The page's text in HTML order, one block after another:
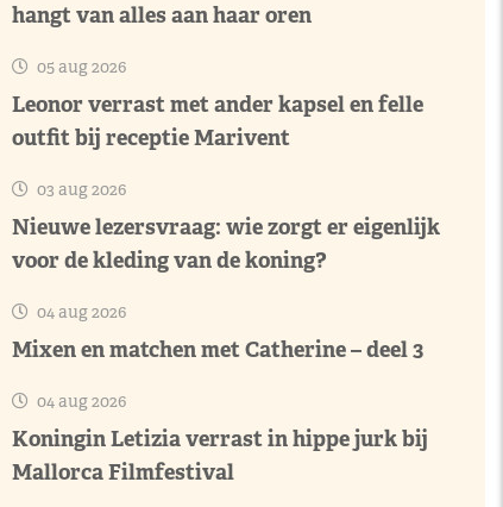
hangt van alles aan haar oren
05 aug 2026
Leonor verrast met ander kapsel en felle
outfit bij receptie Marivent
03 aug 2026
Nieuwe lezersvraag: wie zorgt er eigenlijk
voor de kleding van de koning?
04 aug 2026
Mixen en matchen met Catherine – deel 3
04 aug 2026
Koningin Letizia verrast in hippe jurk bij
Mallorca Filmfestival